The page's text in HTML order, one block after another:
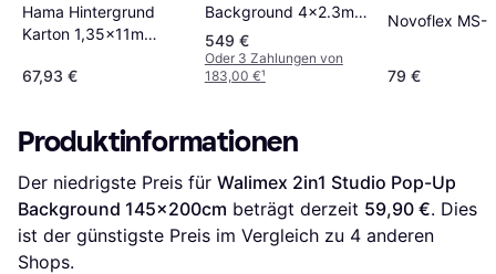
Hama Hintergrund
Karton 1,35x11m
67,93 €
Background 4x2.3m
White
549 €
Oder 3 Zahlungen von
183,00 €¹
Novoflex MS-
79 €
Produktinformationen
Der niedrigste Preis für Walimex 2in1 Studio Pop-Up
Background 145x200cm beträgt derzeit 59,90 €. Dies
ist der günstigste Preis im Vergleich zu 4 anderen
Shops.